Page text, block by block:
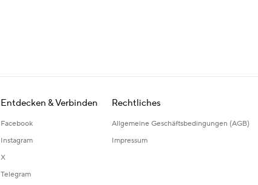
Entdecken & Verbinden
Facebook
Instagram
X
Telegram
Rechtliches
Allgemeine Geschäftsbedingungen (AGB)
Impressum